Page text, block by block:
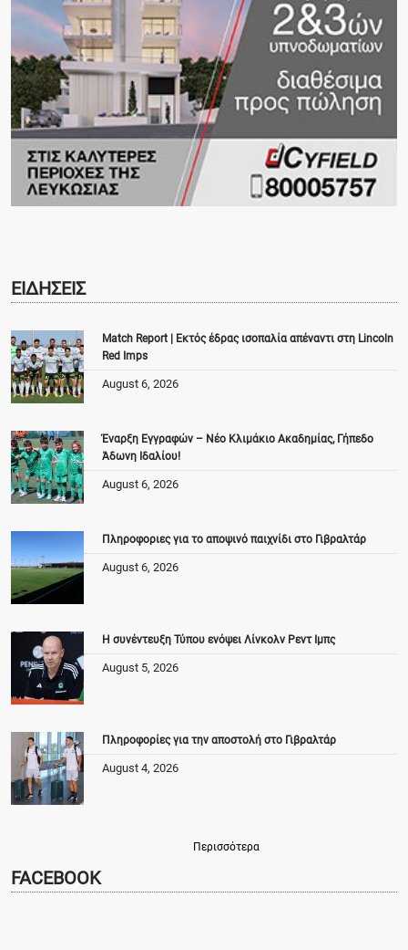
ΕΙΔΗΣΕΙΣ
Match Report | Εκτός έδρας ισοπαλία απέναντι στη Lincoln
Red Imps
August 6, 2026
Έναρξη Εγγραφών – Νέο Κλιμάκιο Ακαδημίας, Γήπεδο
Άδωνη Ιδαλίου!
August 6, 2026
Πληροφοριες για το αποψινό παιχνίδι στο Γιβραλτάρ
August 6, 2026
Η συνέντευξη Τύπου ενόψει Λίνκολν Ρεντ Ιμπς
August 5, 2026
Πληροφορίες για την αποστολή στο Γιβραλτάρ
August 4, 2026
Περισσότερα
FACEBOOK